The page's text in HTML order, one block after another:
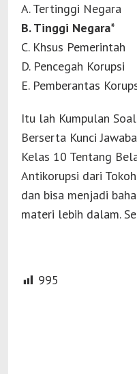
A. Tertinggi Negara
B. Tinggi Negara*
C. Khsus Pemerintah
D. Pencegah Korupsi
E. Pemberantas
Itu lah Kumpulan
Berserta Kunci
Kelas 10 Tentang
Antikorupsi dari
dan bisa menjadi
materi lebih dalam.
995